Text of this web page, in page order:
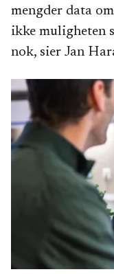
mengder data
ikke muligheten
nok, sier Jan